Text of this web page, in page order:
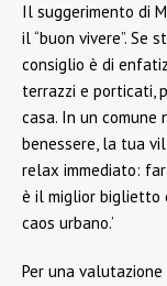
Il suggerimento di
il “buon vivere”. Se
consiglio è di
terrazzi e porticati,
casa. In un
benessere, la tua
relax immediato:
è il miglior biglietto
caos urbano.’
Per una